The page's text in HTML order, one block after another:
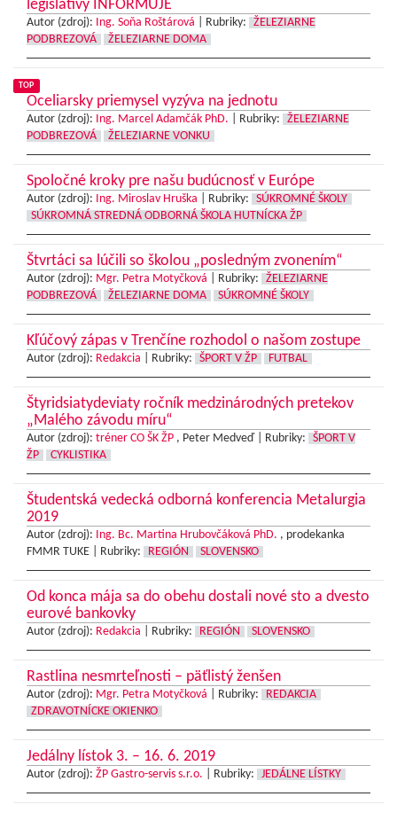
legislatívy INFORMUJE
Autor (zdroj): Ing. Soňa Roštárová Rubriky:
ŽELEZIARNE
PODBREZOVÁ
ŽELEZIARNE DOMA
TOP
Oceliarsky priemysel vyzýva na jednotu
Autor (zdroj): Ing. Marcel Adamčák PhD. Rubriky:
ŽELEZIARNE
PODBREZOVÁ
ŽELEZIARNE VONKU
Spoločné kroky pre našu budúcnosť v Európe
Autor (zdroj): Ing. Miroslav Hruška Rubriky:
SÚKROMNÉ ŠKOLY
SÚKROMNÁ STREDNÁ ODBORNÁ ŠKOLA HUTNÍCKA ŽP
Štvrtáci sa lúčili so školou „posledným zvonením“
Autor (zdroj): Mgr. Petra Motyčková Rubriky:
ŽELEZIARNE
PODBREZOVÁ
ŽELEZIARNE DOMA SÚKROMNÉ ŠKOLY
Kľúčový zápas v Trenčíne rozhodol o našom zostupe
Autor (zdroj): Redakcia Rubriky: ŠPORT V ŽP FUTBAL
Štyridsiatydeviaty ročník medzinárodných pretekov
„Malého závodu míru“
Autor (zdroj): tréner CO ŠK ŽP , Peter Medveď | Rubriky:
ŠPORT V
ŽP
CYKLISTIKA
Študentská vedecká odborná konferencia Metalurgia
2019
Autor (zdroj): Ing. Bc. Martina Hrubovčáková PhD. , prodekanka
FMMR TUKE |
Rubriky: REGIÓN SLOVENSKO
Od konca mája sa do obehu dostali nové sto a dvesto
eurové bankovky
Autor (zdroj): Redakcia Rubriky: REGIÓN SLOVENSKO
Rastlina nesmrteľnosti – päťlistý ženšen
Autor (zdroj): Mgr. Petra Motyčková Rubriky:
REDAKCIA
ZDRAVOTNÍCKE OKIENKO
Jedálny lístok 3. – 16. 6. 2019
Autor (zdroj): ŽP Gastro-servis s.r.o. Rubriky: JEDÁLNE LÍSTKY